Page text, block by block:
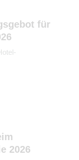
Gleichzeitig […]
für
2026